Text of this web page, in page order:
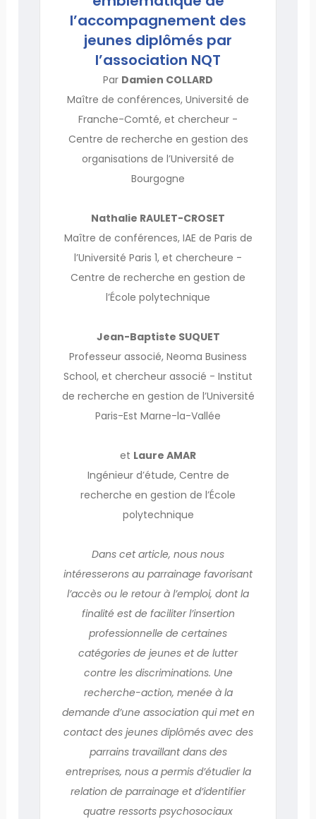
l’accompagnement des
jeunes diplômés par
l’association NQT
Par Damien COLLARD
Maître de conférences, Université de
Franche-Comté, et chercheur -
Centre de recherche en gestion des
organisations de l’Université de
Bourgogne
Nathalie RAULET-CROSET
Maître de conférences, IAE de Paris de
l’Université Paris 1, et chercheure -
Centre de recherche en gestion de
l’École polytechnique
Jean-Baptiste SUQUET
Professeur associé, Neoma Business
School, et chercheur associé - Institut
de recherche en gestion de l’Université
Paris-Est Marne-la-Vallée
et Laure AMAR
Ingénieur d’étude, Centre de
recherche en gestion de l’École
polytechnique
Dans cet article, nous nous
intéresserons au parrainage favorisant
l’accès ou le retour à l’emploi, dont la
finalité est de faciliter l’insertion
professionnelle de certaines
catégories de jeunes et de lutter
contre les discriminations. Une
recherche-action, menée à la
demande d’une association qui met en
contact des jeunes diplômés avec des
parrains travaillant dans des
entreprises, nous a permis d’étudier la
relation de parrainage et d’identifier
quatre ressorts psychosociaux